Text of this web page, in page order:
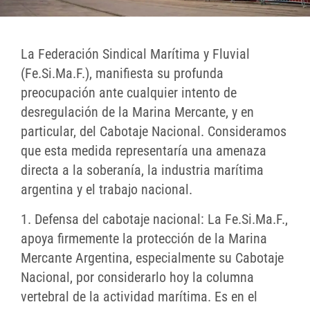
La Federación Sindical Marítima y Fluvial
(Fe.Si.Ma.F.), manifiesta su profunda
preocupación ante cualquier intento de
desregulación de la Marina Mercante, y en
particular, del Cabotaje Nacional. Consideramos
que esta medida representaría una amenaza
directa a la soberanía, la industria marítima
argentina y el trabajo nacional.
1. Defensa del cabotaje nacional: La Fe.Si.Ma.F.,
apoya firmemente la protección de la Marina
Mercante Argentina, especialmente su Cabotaje
Nacional, por considerarlo hoy la columna
vertebral de la actividad marítima. Es en el